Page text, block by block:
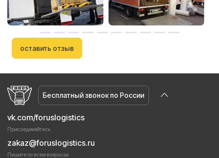
оставить отзыв
Бесплатный звонок по России
vk.com/foruslogistics
Присоединяйтесь
zakaz@foruslogistics.ru
Пишите по всем вопросаи